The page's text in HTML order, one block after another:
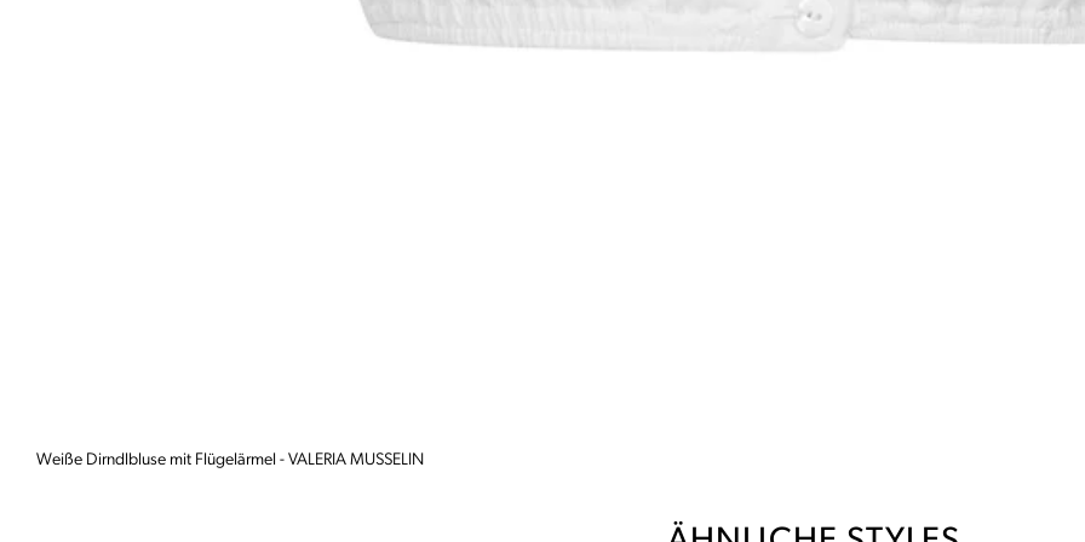
Weiße Dirndlbluse mit Flügelärmel - VALERIA MUSSELIN